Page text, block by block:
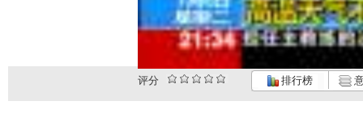
评分 排行榜